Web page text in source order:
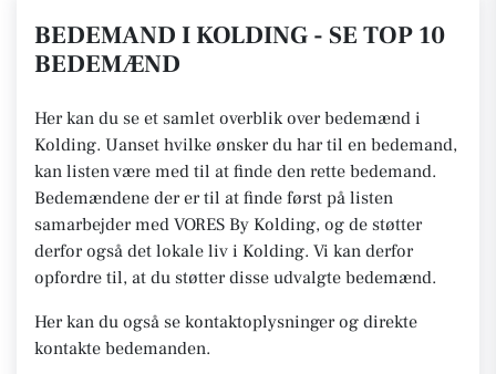
BEDEMAND I KOLDING - SE TOP 10
BEDEMÆND
Her kan du se et samlet overblik over bedemænd i
Kolding. Uanset hvilke ønsker du har til en bedemand,
kan listen være med til at finde den rette bedemand.
Bedemændene der er til at finde først på listen
samarbejder med VORES By Kolding, og de støtter
derfor også det lokale liv i Kolding. Vi kan derfor
opfordre til, at du støtter disse udvalgte bedemænd.
Her kan du også se kontaktoplysninger og direkte
kontakte bedemanden.